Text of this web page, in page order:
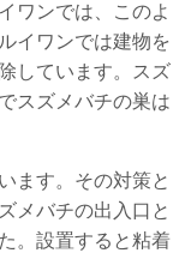
ワンでは、このよ
イワンでは建物を
しています。スズ
スズメバチの巣は
ます。その対策と
メバチの出入口と
。設置すると粘着